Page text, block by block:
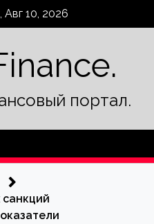
Авг 10, 2026
портал.